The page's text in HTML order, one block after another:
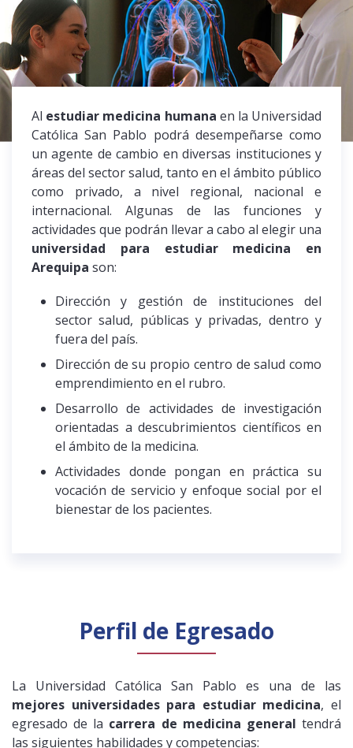
Al estudiar medicina humana en la Universidad
Católica San Pablo podrá desempeñarse como
un agente de cambio en diversas instituciones y
áreas del sector salud, tanto en el ámbito público
como privado, a nivel regional, nacional e
internacional. Algunas de las funciones y
actividades que podrán llevar a cabo al elegir una
universidad para estudiar medicina en
Arequipa son:
Dirección y gestión de instituciones del
sector salud, públicas y privadas, dentro y
fuera del país.
Dirección de su propio centro de salud como
emprendimiento en el rubro.
Desarrollo de actividades de investigación
orientadas a descubrimientos científicos en
el ámbito de la medicina.
Actividades donde pongan en práctica su
vocación de servicio y enfoque social por el
bienestar de los pacientes.
Perfil de Egresado
La Universidad Católica San Pablo es una de las
mejores universidades para estudiar medicina, el
egresado de la carrera de medicina general tendrá
las siguientes habilidades y competencias: